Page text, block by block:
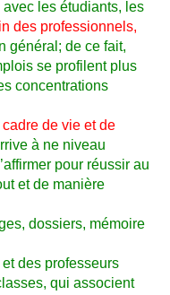
les étudiants, les
des professionnels,
général; de ce fait,
se profilent plus
concentrations
cadre de vie et de
à ne niveau
pour réussir au
et de manière
dossiers, mémoire
des professeurs
qui associent